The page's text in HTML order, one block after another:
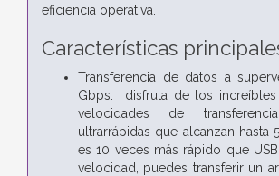
eficiencia operativa.
Características
Transferencia de datos a
Gbps: disfruta de los
velocidades de
ultrarrápidas que alcanzan hasta
es 10 veces más rápido que USB
velocidad, puedes transferir un